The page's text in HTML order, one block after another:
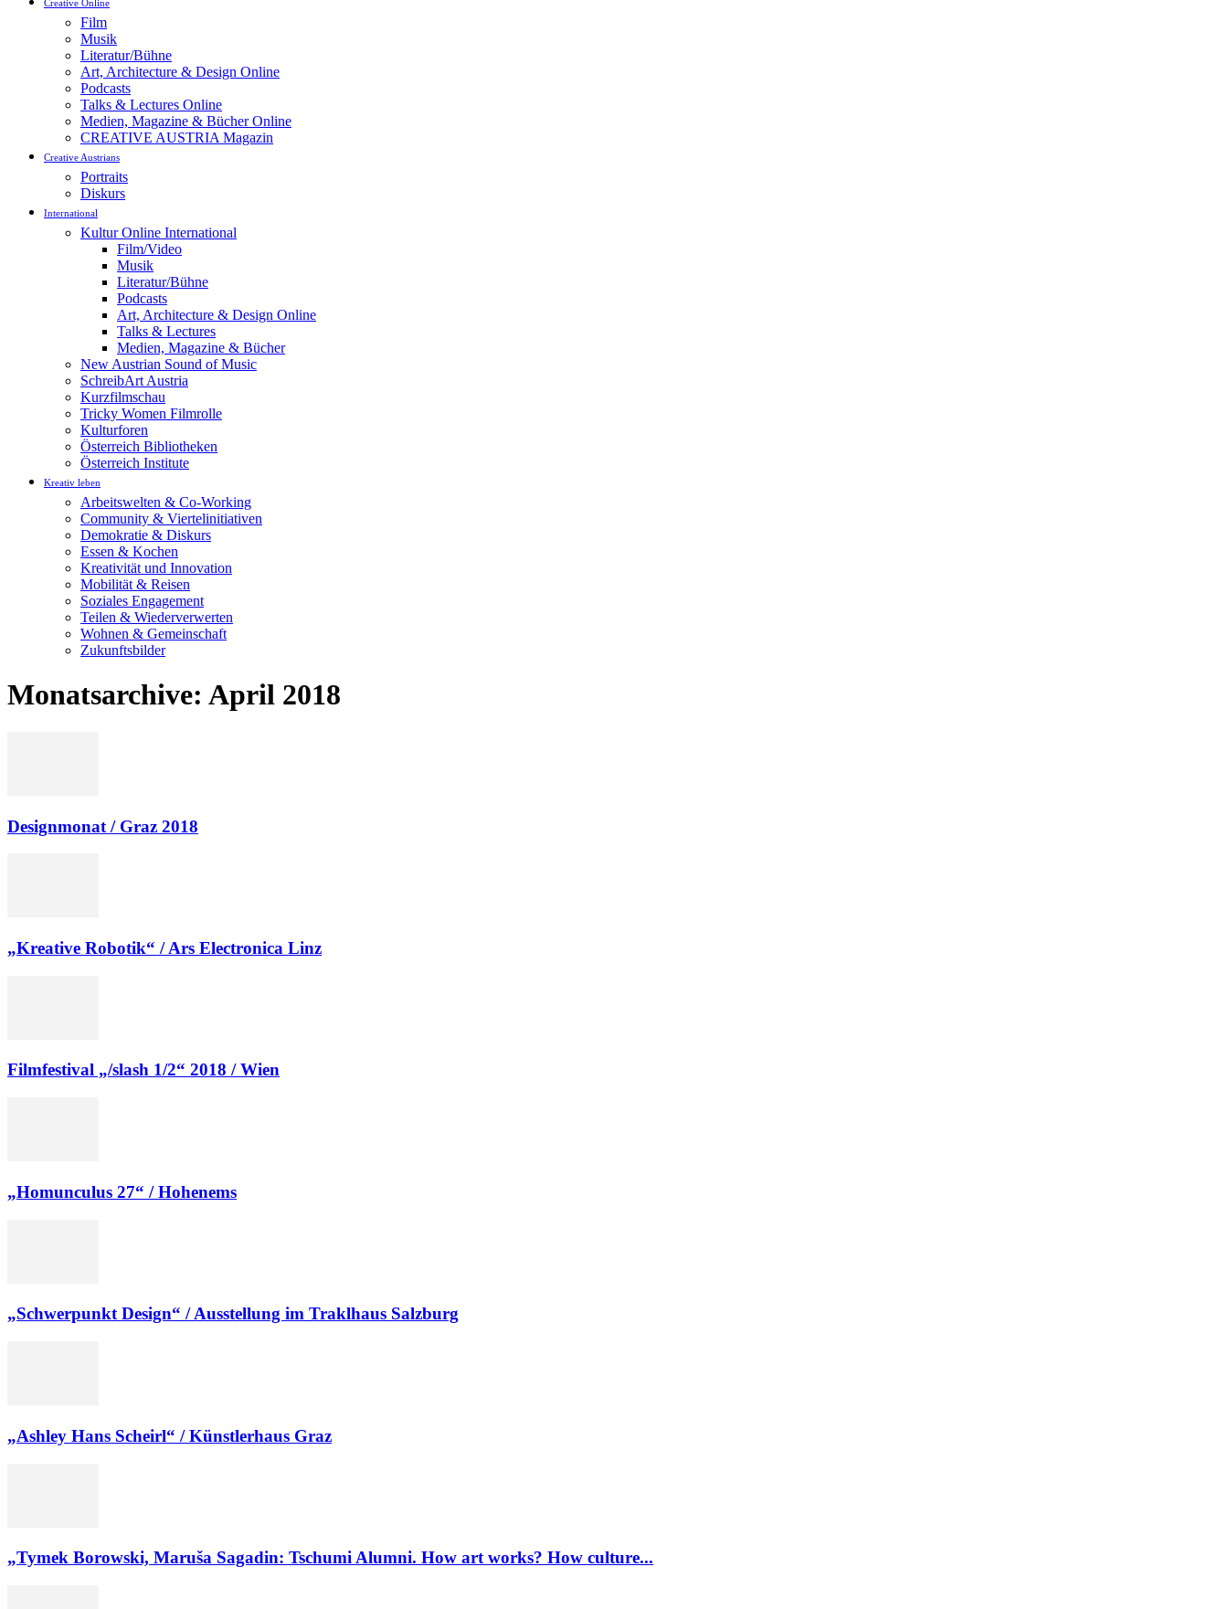
Creative Online
Film
Musik
Literatur/Bühne
Art, Architecture & Design Online
Podcasts
Talks & Lectures Online
Medien, Magazine & Bücher Online
CREATIVE AUSTRIA Magazin
Creative Austrians
Portraits
Diskurs
International
Kultur Online International
Film/Video
Musik
Literatur/Bühne
Podcasts
Art, Architecture & Design Online
Talks & Lectures
Medien, Magazine & Bücher
New Austrian Sound of Music
SchreibArt Austria
Kurzfilmschau
Tricky Women Filmrolle
Kulturforen
Österreich Bibliotheken
Österreich Institute
Kreativ leben
Arbeitswelten & Co-Working
Community & Viertelinitiativen
Demokratie & Diskurs
Essen & Kochen
Kreativität und Innovation
Mobilität & Reisen
Soziales Engagement
Teilen & Wiederverwerten
Wohnen & Gemeinschaft
Zukunftsbilder
Monatsarchive: April 2018
Designmonat / Graz 2018
„Kreative Robotik“ / Ars Electronica Linz
Filmfestival „/slash 1/2“ 2018 / Wien
„Homunculus 27“ / Hohenems
„Schwerpunkt Design“ / Ausstellung im Traklhaus Salzburg
„Ashley Hans Scheirl“ / Künstlerhaus Graz
„Tymek Borowski, Maruša Sagadin: Tschumi Alumni. How art works? How culture...